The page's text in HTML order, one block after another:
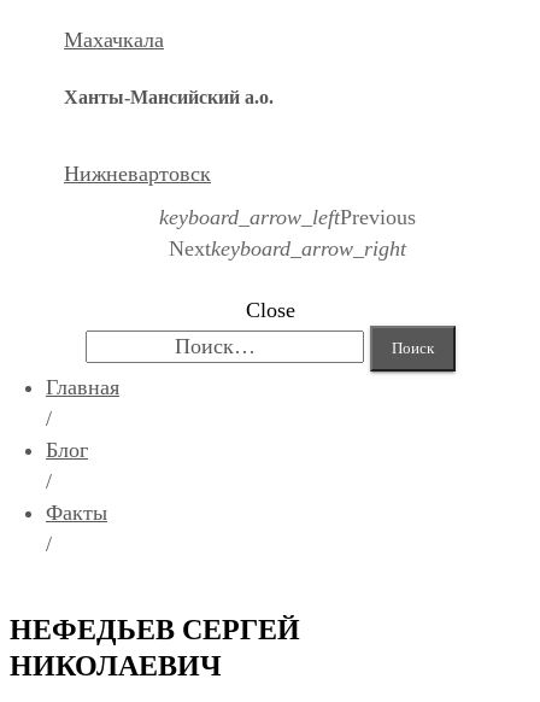
Махачкала
Ханты-Мансийский а.о.
Нижневартовск
keyboard_arrow_leftPrevious
Nextkeyboard_arrow_right
Close
Главная
/
Блог
/
Факты
/
НЕФЕДЬЕВ СЕРГЕЙ
НИКОЛАЕВИЧ